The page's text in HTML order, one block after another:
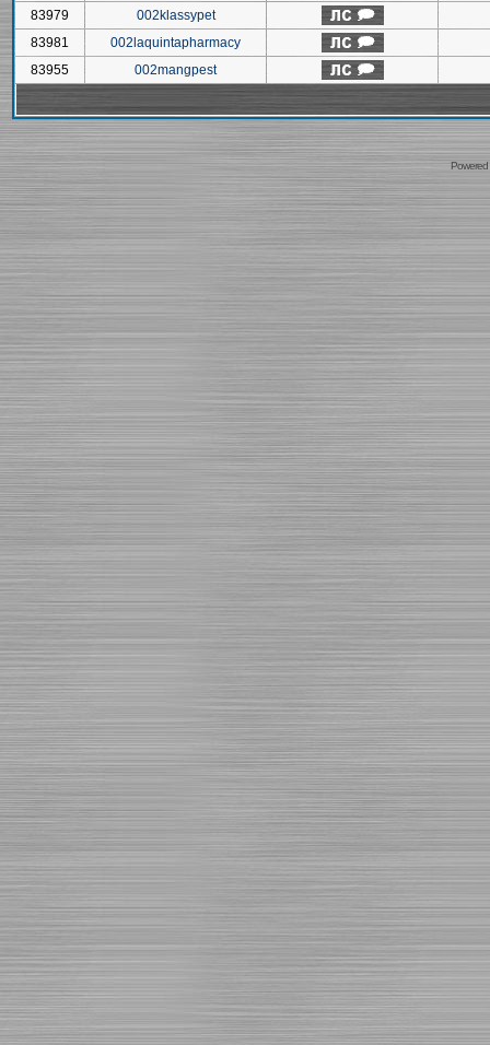
83979
002klassypet
83981
002laquintapharmacy
83955
002mangpest